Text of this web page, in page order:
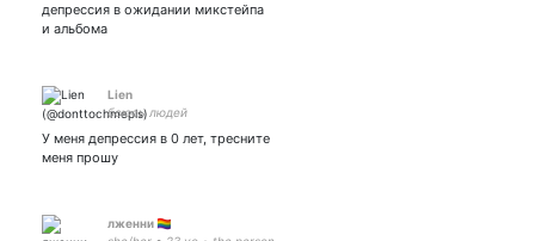
депрессия в ожидании микстейпа
и альбома
Lien
боюсь людей
У меня депрессия в 0 лет, тресните
меня прошу
лженни 🏳️‍🌈